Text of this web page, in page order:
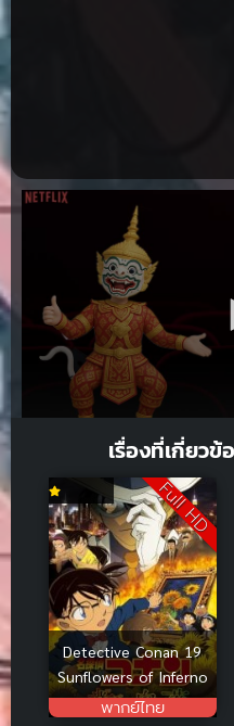
เรื่องที่เกี่ยว
Full HD
Detective Conan 19
Sunflowers of Inferno
พากย์ไทย